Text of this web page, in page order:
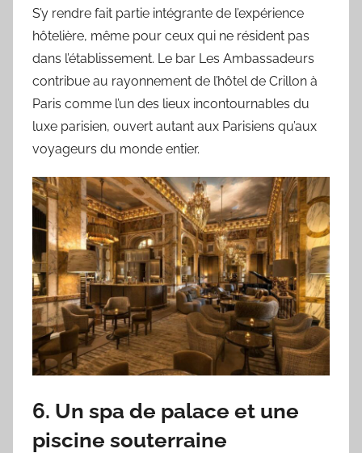
S’y rendre fait partie intégrante de l’expérience
hôtelière, même pour ceux qui ne résident pas
dans l’établissement. Le bar Les Ambassadeurs
contribue au rayonnement de l’hôtel de Crillon à
Paris comme l’un des lieux incontournables du
luxe parisien, ouvert autant aux Parisiens qu’aux
voyageurs du monde entier.
6. Un spa de palace et une
piscine souterraine